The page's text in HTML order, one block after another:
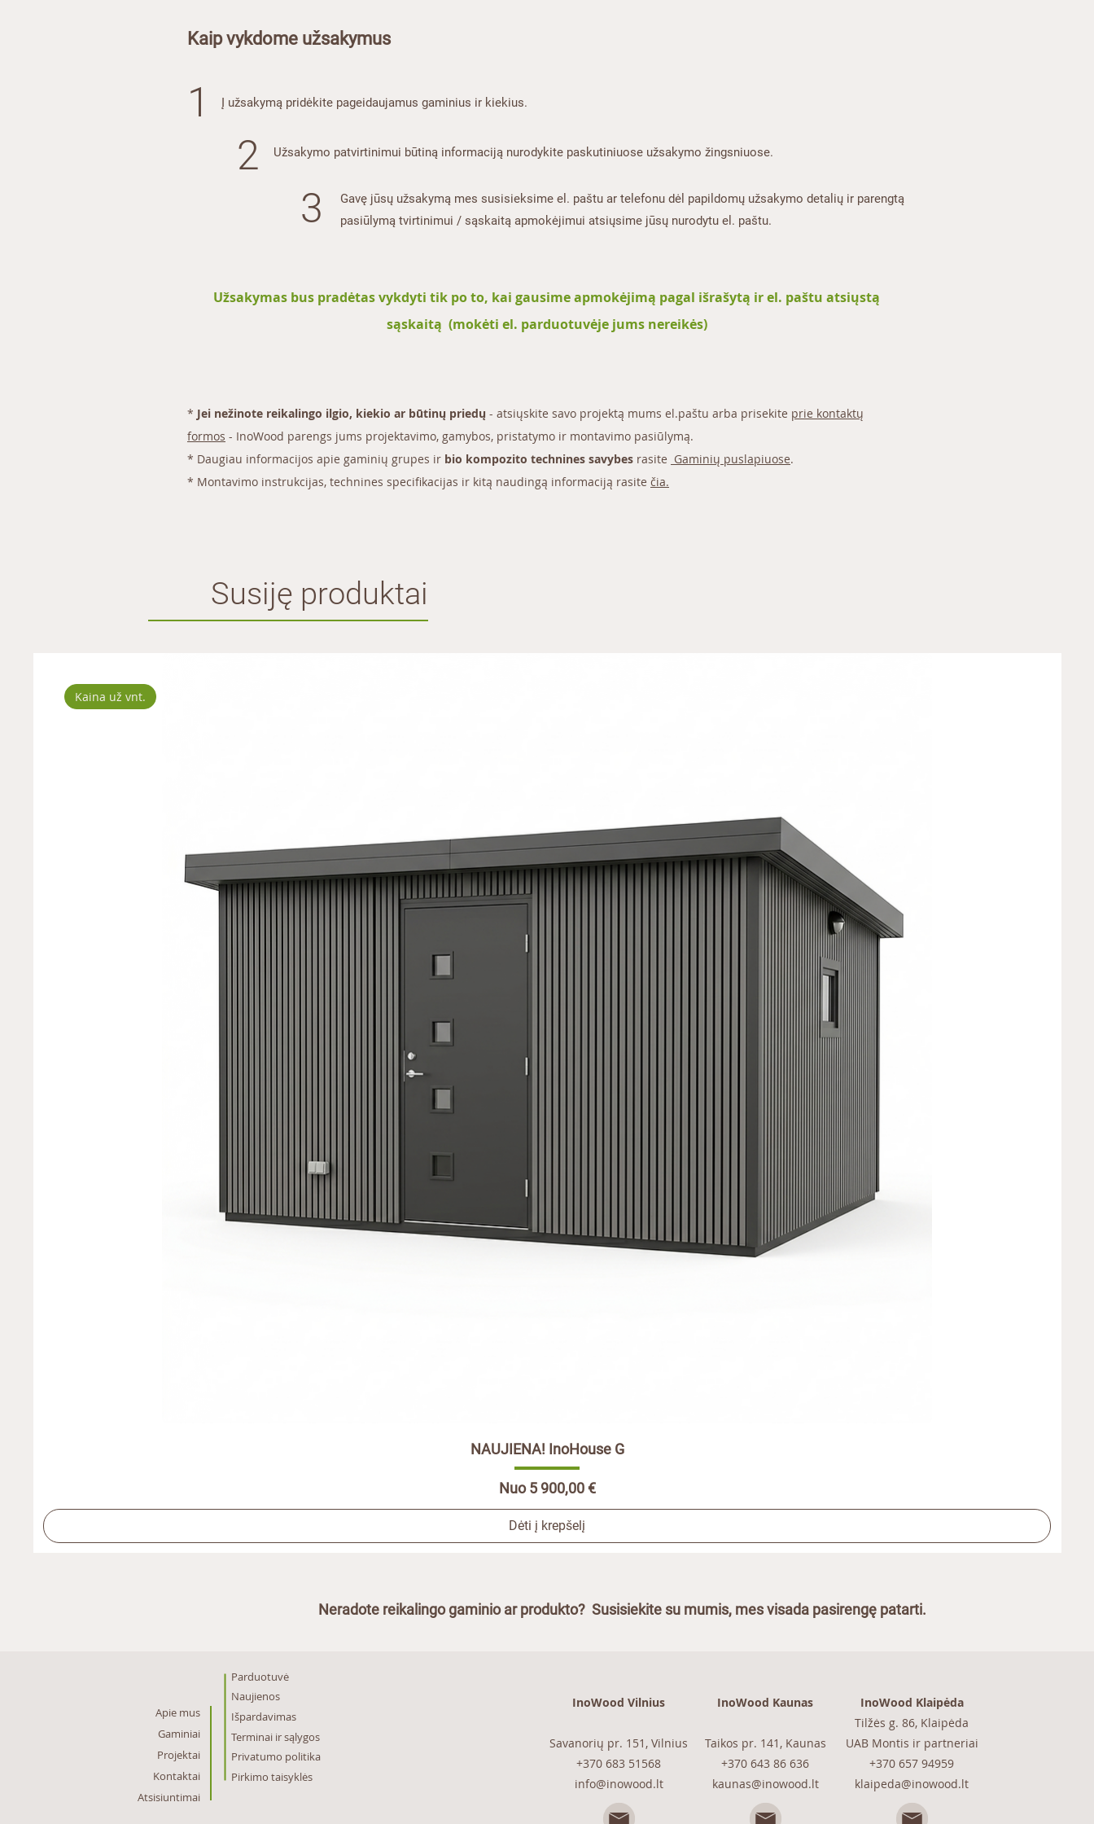
Kaip vykdome užsakymus
1 Į užsakymą pridėkite pageidaujamus gaminius ir kiekius​​.
2 ​Užsakymo patvirtinimui būtiną informaciją nurodykite paskutiniuose užsakymo žingsniuose.​
3
Gavę jūsų užsakymą mes susisieksime el. paštu ar telefonu dėl papildomų užsakymo detalių ir parengtą
pasiūlymą tvirtinimui / sąskaitą apmokėjimui atsiųsime jūsų nurodytu el. paštu.
Užsakymas bus pradėtas vykdyti tik po to, kai gausime apmokėjimą pagal išrašytą ir el. paštu atsiųstą
sąskaitą (mokėti el. parduotuvėje jums nereikės)
* Jei nežinote reikalingo ilgio, kiekio ar būtinų priedų - atsiųskite savo projektą mums el.paštu arba prisekite prie kontaktų
formos - InoWood parengs jums projektavimo, gamybos, pristatymo ir montavimo pasiūlymą.
* Daugiau informacijos apie gaminių grupes ir bio kompozito technines savybes rasite Gaminių puslapiuose.
* Montavimo instrukcijas, technines specifikacijas ir kitą naudingą informaciją rasite čia.
Susiję produktai
Kaina už vnt.
NAUJIENA! InoHouse G
Nuo5 900,00 €
Pardavimo kaina
Dėti į krepšelį
Neradote reikalingo gaminio ar produkto? Susisiekite su mumis, mes visada pasirengę patarti.
Apie mus
Gaminiai
Projektai
Kontaktai
Atsisiuntimai
Parduotuvė
Naujienos
Terminai ir sąlygos
Privatumo politika
Pirkimo taisyklės
Išpardavimas
InoWood Vilnius
Savanorių pr. 151, Vilnius
+370 683 51568
info@inowood.lt
InoWood Kaunas
Taikos pr. 141, Kaunas
+370 643 86 636
kaunas@inowood.lt
InoWood Klaipėda
Tilžės g. 86, Klaipėda
UAB Montis ir partneriai
+370 657 94959
klaipeda@inowood.lt